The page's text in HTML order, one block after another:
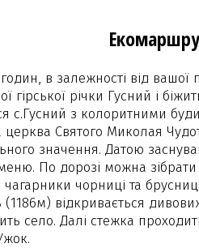
в залежності від
гірської річки Гусний і
с.Гусний з колоритними
церква Святого Миколая
значення. Датою
По дорозі можна
чагарники чорниці та
відкривається
село. Далі стежка